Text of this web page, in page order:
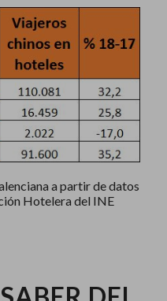
a partir de datos
Hotelera del INE